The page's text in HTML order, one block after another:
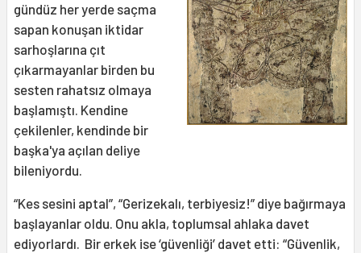
gündüz her yerde saçma
sapan konuşan iktidar
sarhoşlarına çıt
çıkarmayanlar birden bu
sesten rahatsız olmaya
başlamıştı. Kendine
çekilenler, kendinde bir
başka'ya açılan deliye
bileniyordu.
“Kes sesini aptal”, “Gerizekalı, terbiyesiz!” diye bağırmaya
başlayanlar oldu. Onu akla, toplumsal ahlaka davet
ediyorlardı. Bir erkek ise ‘güvenliği’ davet etti: “Güvenlik,